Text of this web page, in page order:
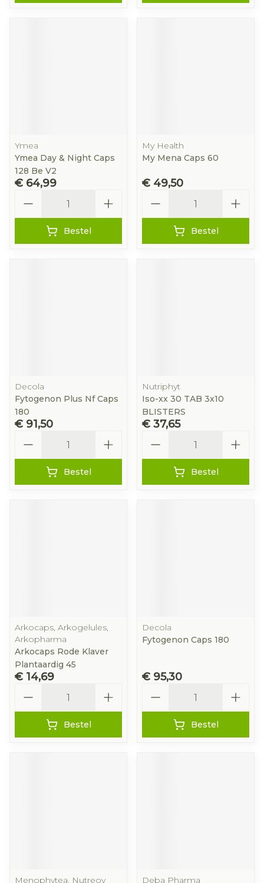
Ymea
Ymea Day & Night Caps
128 Be V2
€ 64,99
Bestel
My Health
My Mena Caps 60
€ 49,50
Bestel
Decola
Fytogenon Plus Nf Caps
180
€ 91,50
Bestel
Nutriphyt
Iso-xx 30 TAB 3x10
BLISTERS
€ 37,65
Bestel
Arkocaps, Arkogelules,
Arkopharma
Arkocaps Rode Klaver
Plantaardig 45
€ 14,69
Bestel
Decola
Fytogenon Caps 180
€ 95,30
Bestel
Menophytea, Nutreov Deba Pharma